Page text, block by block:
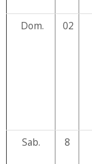
Dom.
02
Sab. 8